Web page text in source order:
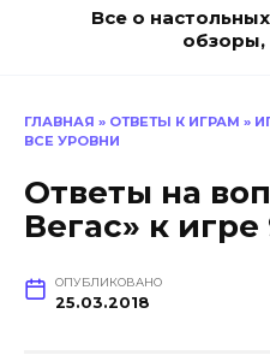
Все о
обзоры,
ГЛАВНАЯ » ОТВЕТЫ К ИГРАМ »
ВСЕ УРОВНИ
Ответы на
Вегас» к
ОПУБЛИКОВАНО
25.03.2018